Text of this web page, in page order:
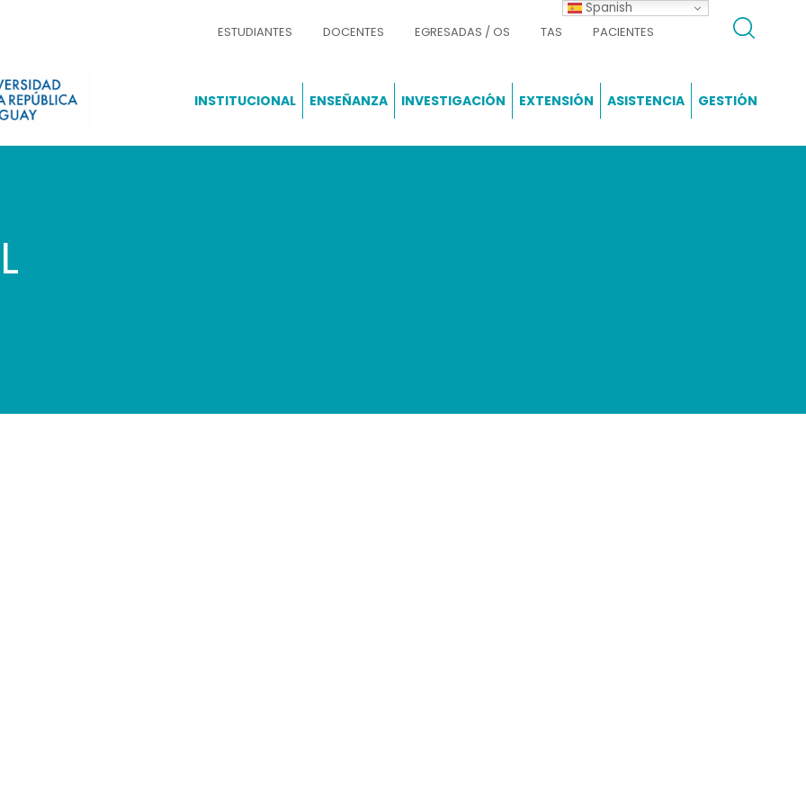
ESTUDIANTES DOCENTES EGRESADAS / OS TAS PACIENTES
INSTITUCIONAL ENSEÑANZA INVESTIGACIÓN EXTENSIÓN ASISTENCIA GESTIÓN
Spanish